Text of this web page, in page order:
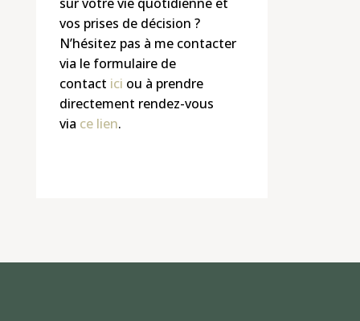
vos prises de décision ?
N’hésitez pas à me contacter
via le formulaire de
contact ici ou à prendre
directement rendez-vous
via ce lien.